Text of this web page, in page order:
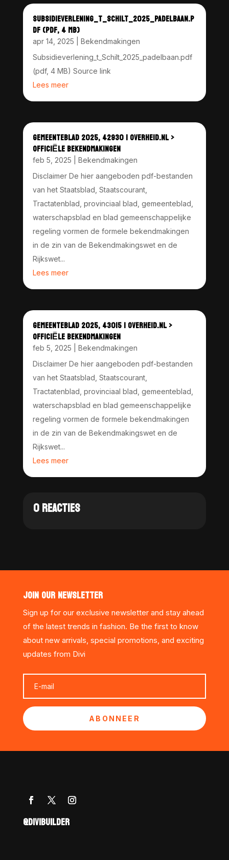
SUBSIDIEVERLENING_T_SCHILT_2025_PADELBAAN.P
DF (PDF, 4 MB)
apr 14, 2025
Bekendmakingen
Subsidieverlening_t_Schilt_2025_padelbaan.pdf
(pdf, 4 MB) Source link
Lees meer
GEMEENTEBLAD 2025, 42930 | OVERHEID.NL >
OFFICIËLE BEKENDMAKINGEN
feb 5, 2025
Bekendmakingen
Disclaimer De hier aangeboden pdf-bestanden
van het Staatsblad, Staatscourant,
Tractatenblad, provinciaal blad, gemeenteblad,
waterschapsblad en blad gemeenschappelijke
regeling vormen de formele bekendmakingen
in de zin van de Bekendmakingswet en de
Rijkswet...
Lees meer
GEMEENTEBLAD 2025, 43015 | OVERHEID.NL >
OFFICIËLE BEKENDMAKINGEN
feb 5, 2025
Bekendmakingen
Disclaimer De hier aangeboden pdf-bestanden
van het Staatsblad, Staatscourant,
Tractatenblad, provinciaal blad, gemeenteblad,
waterschapsblad en blad gemeenschappelijke
regeling vormen de formele bekendmakingen
in de zin van de Bekendmakingswet en de
Rijkswet...
Lees meer
0 REACTIES
JOIN OUR NEWSLETTER
Sign up for our exclusive newsletter and stay ahead
of the latest trends in fashion. Be the first to know
about new arrivals, special promotions, and exciting
updates from Divi
ABONNEER
@DIVIBUILDER